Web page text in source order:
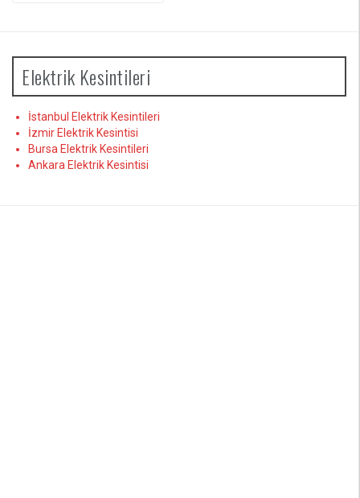
Elektrik Kesintileri
İstanbul Elektrik Kesintileri
İzmir Elektrik Kesintisi
Bursa Elektrik Kesintileri
Ankara Elektrik Kesintisi